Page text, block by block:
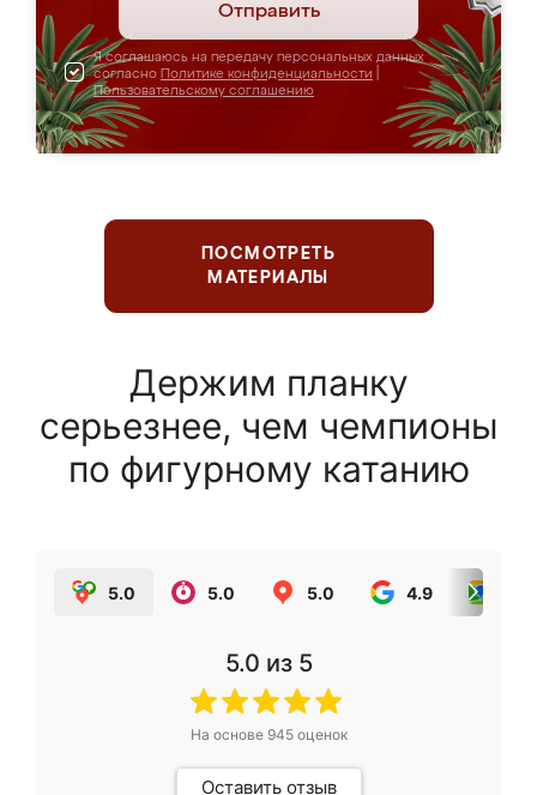
Отправить
Я соглашаюсь на передачу персональных данных
согласно Политике конфиденциальности
Пользовательскому соглашению
ПОСМОТРЕТЬ
МАТЕРИАЛЫ
Держим планку
серьезнее, чем чемпионы
по фигурному катанию
5.0 5.0 5.0 4.9
5.0 из 5
На основе 945оценок
Оставить отзыв